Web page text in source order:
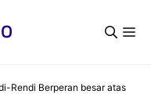
Rendi Berperan besar atas